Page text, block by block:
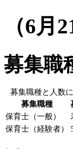
（6
募集職
募集職種と人数
募集職種
保育士（一般）
保育士（経験者）